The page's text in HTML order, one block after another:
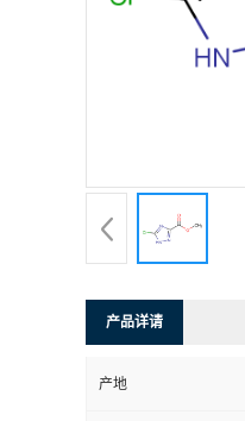
产品详请
产地